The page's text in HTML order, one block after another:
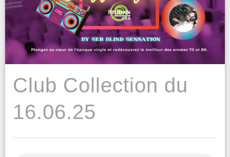
Club Collection du
16.06.25